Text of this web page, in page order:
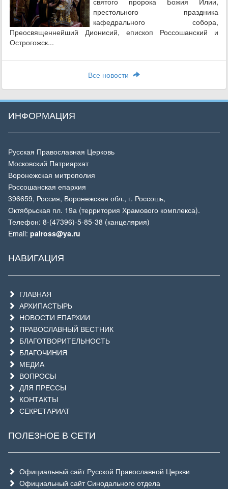
престольного праздника
кафедрального собора,
Преосвященнейший Дионисий, епископ Россошанский и
Острогожск...
Все новости
ИНФОРМАЦИЯ
Русская Православная Церковь
Московский Патриархат
Воронежская митрополия
Россошанская епархия
396659, Россия, Воронежская обл., г. Россошь,
Октябрьская пл. 19а (территория Храмового комплекса).
Телефон: 8-(47396)-5-85-38 (канцелярия)
Email: palross@ya.ru
НАВИГАЦИЯ
ГЛАВНАЯ
АРХИПАСТЫРЬ
НОВОСТИ ЕПАРХИИ
ПРАВОСЛАВНЫЙ ВЕСТНИК
БЛАГОТВОРИТЕЛЬНОСТЬ
БЛАГОЧИНИЯ
МЕДИА
ВОПРОСЫ
ДЛЯ ПРЕССЫ
КОНТАКТЫ
СЕКРЕТАРИАТ
ПОЛЕЗНОЕ В СЕТИ
Официальный сайт Русской Православной Церкви
Официальный сайт Синодального отдела